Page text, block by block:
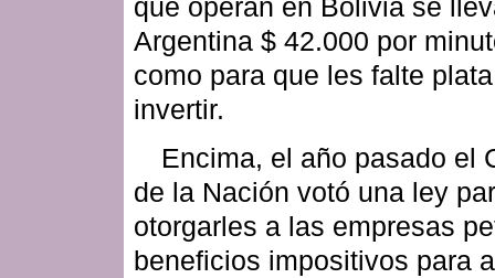
que operan en Bolivia se
Argentina $ 42.000 por
como para que les falte
invertir.
Encima, el año pasado el
de la Nación votó una ley
otorgarles a las empresas
beneficios impositivos para